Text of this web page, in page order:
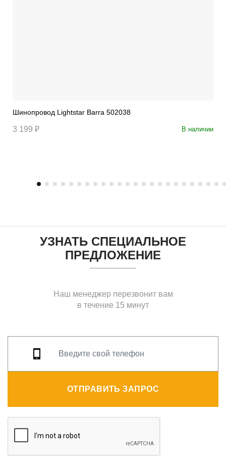
Шинопровод Lightstar Barra 502038
3 199 ₽ В наличии
УЗНАТЬ СПЕЦИАЛЬНОЕ
ПРЕДЛОЖЕНИЕ
Наш менеджер перезвонит вам
в течение 15 минут
ОТПРАВИТЬ ЗАПРОС